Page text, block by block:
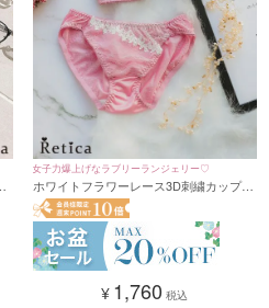
女子力爆上げなラブリーランジェリー♡
ホワイトフラワーレース3D刺繍カップブ
ラジャー&ショーツセット★(ピンク)
(B~F,65~80)
¥ 1,760 税込